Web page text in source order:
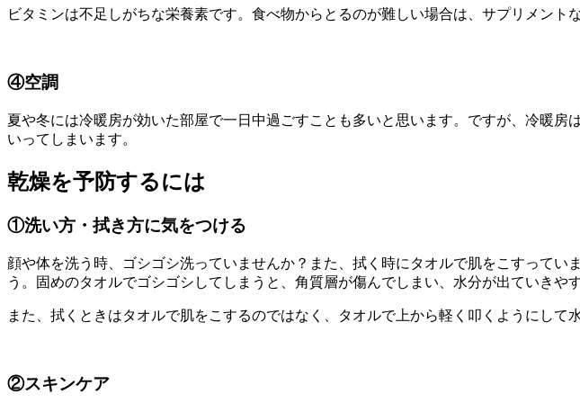
ビタミンは不足しがちな栄養素です。食べ物からとるのが難しい場合は、サプリメント
④空調
夏や冬には冷暖房が効いた部屋で一日中過ごすことも多いと思います。ですが、冷暖
いってしまいます。
乾燥を予防するには
①洗い方・拭き方に気をつける
顔や体を洗う時、ゴシゴシ洗っていませんか？また、拭く時にタオルで肌をこすって
う。固めのタオルでゴシゴシしてしまうと、角質層が傷んでしまい、水分が出ていきや
また、拭くときはタオルで肌をこするのではなく、タオルで上から軽く叩くようにして
②スキンケア